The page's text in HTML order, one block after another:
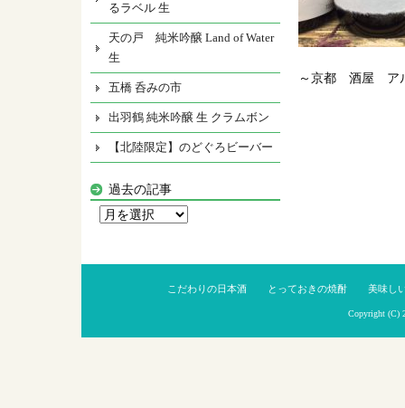
～京都 酒屋 ア
るラベル 生
天の戸 純米吟醸 Land of Water
生
五橋 呑みの市
出羽鶴 純米吟醸 生 クラムボン
【北陸限定】のどぐろビーバー
過去の記事
こだわりの日本酒 とっておきの焼酎 美味し
Copyright (C)